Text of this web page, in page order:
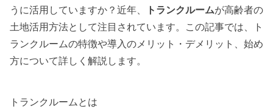
うに活用していますか？近年、
トランクルームが高齢者の
土地活用方法として注目されています。この記事では、ト
ランクルームの特徴や導入のメリット・デメリット、始め
方について詳しく解説します。
トランクルームとは